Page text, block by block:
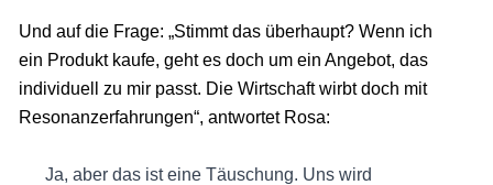
Und auf die Frage: „Stimmt das überhaupt? Wenn ich
ein Produkt kaufe, geht es doch um ein Angebot, das
individuell zu mir passt. Die Wirtschaft wirbt doch mit
Resonanzerfahrungen“, antwortet Rosa:
Ja, aber das ist eine Täuschung. Uns wird